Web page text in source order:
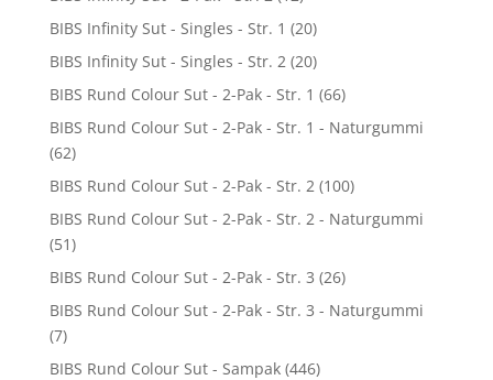
BIBS Infinity Sut - Singles - Str. 1 (20)
BIBS Infinity Sut - Singles - Str. 2 (20)
BIBS Rund Colour Sut - 2-Pak - Str. 1 (66)
BIBS Rund Colour Sut - 2-Pak - Str. 1 - Naturgummi
(62)
BIBS Rund Colour Sut - 2-Pak - Str. 2 (100)
BIBS Rund Colour Sut - 2-Pak - Str. 2 - Naturgummi
(51)
BIBS Rund Colour Sut - 2-Pak - Str. 3 (26)
BIBS Rund Colour Sut - 2-Pak - Str. 3 - Naturgummi
(7)
BIBS Rund Colour Sut - Sampak (446)